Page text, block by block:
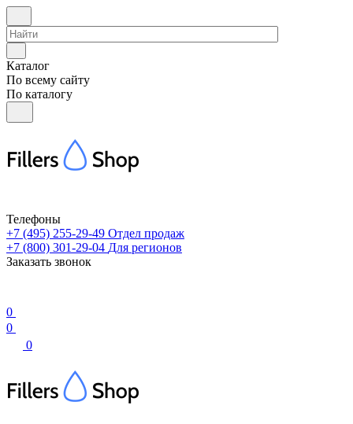
Каталог
По всему сайту
По каталогу
Телефоны
+7 (495) 255-29-49 Отдел продаж
+7 (800) 301-29-04 Для регионов
Заказать звонок
0
0
0